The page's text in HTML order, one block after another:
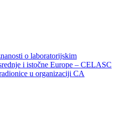
o laboratorijskim
i istočne Europe – CELASC
u organizaciji CA